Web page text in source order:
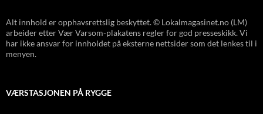
Alt innhold er opphavsrettslig beskyttet. © Lokalmagasinet.no (LM)
arbeider etter Vær Varsom-plakatens regler for god presseskikk. Vi
har ikke ansvar for innholdet på eksterne nettsider som det lenkes til i
menyen.
VÆRSTASJONEN PÅ RYGGE